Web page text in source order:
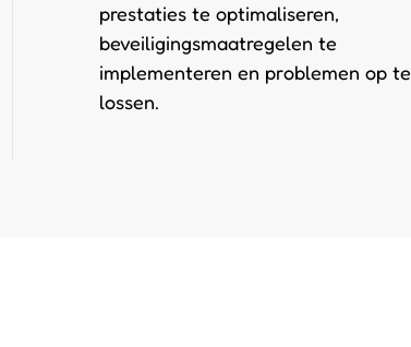
prestaties te optimaliseren,
beveiligingsmaatregelen te
implementeren en problemen op te
lossen.